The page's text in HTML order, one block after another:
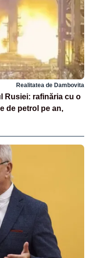
Realitatea de Dambovita
Rusiei: rafinăria cu o
de petrol pe an,